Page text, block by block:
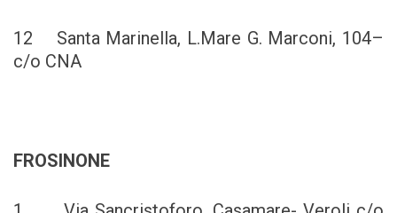
12 Santa Marinella, L.Mare G. Marconi, 104–
c/o CNA
FROSINONE